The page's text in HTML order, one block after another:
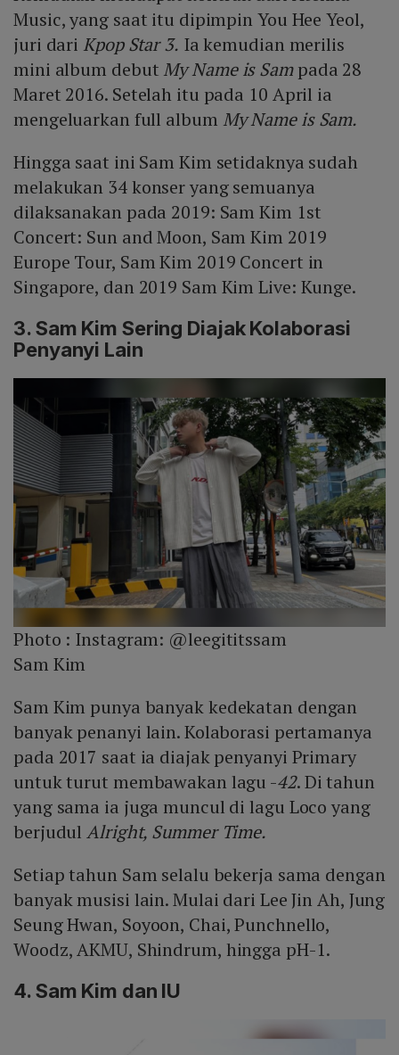
Music, yang saat itu dipimpin You Hee Yeol,
juri dari Kpop Star 3. Ia kemudian merilis
mini album debut My Name is Sampada 28
Maret 2016. Setelah itu pada 10 April ia
mengeluarkan full album My Name is Sam.
Hingga saat ini Sam Kim setidaknya sudah
melakukan 34 konser yang semuanya
dilaksanakan pada 2019: Sam Kim 1st
Concert: Sun and Moon, Sam Kim 2019
Europe Tour, Sam Kim 2019 Concert in
Singapore, dan 2019 Sam Kim Live: Kunge.
3. Sam Kim Sering Diajak Kolaborasi
Penyanyi Lain
Photo : Instagram: @leegititssam
Sam Kim
Sam Kim punya banyak kedekatan dengan
banyak penanyi lain. Kolaborasi pertamanya
pada 2017 saat ia diajak penyanyi Primary
untuk turut membawakan lagu -42. Di tahun
yang sama ia juga muncul di lagu Loco yang
berjudulAlright, Summer Time.
Setiap tahun Sam selalu bekerja sama dengan
banyak musisi lain. Mulai dari Lee Jin Ah, Jung
Seung Hwan, Soyoon, Chai, Punchnello,
Woodz, AKMU, Shindrum, hingga pH-1.
4. Sam Kim dan IU